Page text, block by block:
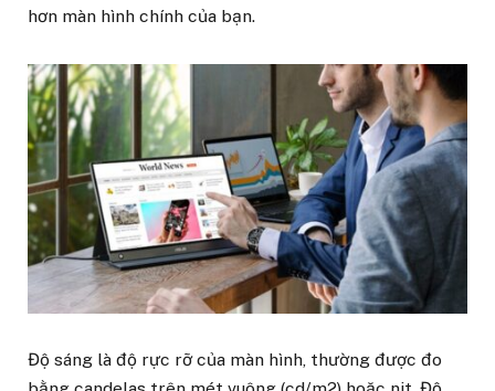
hơn màn hình chính của bạn.
Độ sáng là độ rực rỡ của màn hình, thường được đo